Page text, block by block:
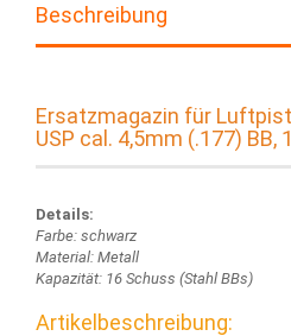
Beschreibung
Ersatzmagazin für
USP cal. 4,5mm (.177) BB,
Details:
Farbe: schwarz
Material: Metall
Kapazität: 16 Schuss (Stahl BBs)
Artikelbeschreibung: